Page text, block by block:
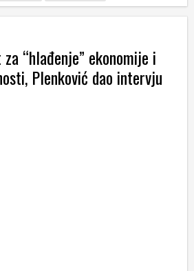
“hlađenje” ekonomije i
Plenković dao intervju